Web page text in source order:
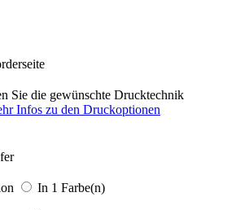
Sie die gewünschte Drucktechnik
Infos zu den Druckoptionen
In 1 Farbe(n)